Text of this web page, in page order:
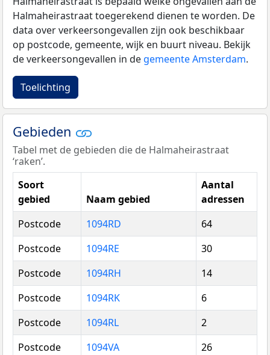
Halmaheirastraat toegerekend dienen te worden. De
data over verkeersongevallen zijn ook beschikbaar
op postcode, gemeente, wijk en buurt niveau. Bekijk
de verkeersongevallen in de gemeente Amsterdam.
Toelichting
Gebieden
Tabel met de gebieden die de Halmaheirastraat
‘raken’.
Soort
gebied
Naam gebied
Aantal
adressen
Postcode
1094RD
64
Postcode
1094RE
30
Postcode
1094RH
14
Postcode
1094RK
6
Postcode
1094RL
2
Postcode
1094VA
26